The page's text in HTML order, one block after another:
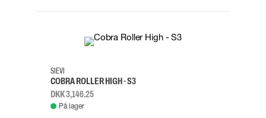
38
SIEVI
COBRA ROLLER HIGH - S3
DKK 3,146.25
På lager